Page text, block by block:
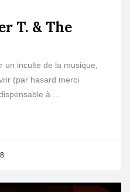
T. & The
inculte de la musique,
(par hasard merci
à ...